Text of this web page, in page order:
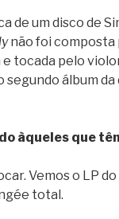
de um disco de
não foi composta
tocada pelo
segundo álbum da
àqueles que
Vemos o LP
total.